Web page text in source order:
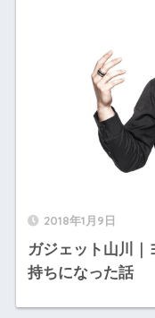
2018年1月9日
ガジェット山川
持ちになった話